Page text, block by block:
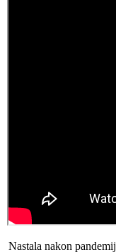
Nastala nakon